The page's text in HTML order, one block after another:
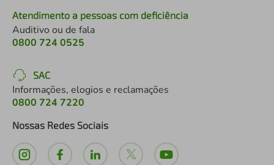
Atendimento a pessoas com deficiência
Auditivo ou de fala
0800 724 0525
SAC
Informações, elogios e reclamações
0800 724 7220
Nossas Redes Sociais